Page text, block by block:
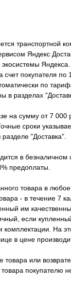
транспортной
Яндекс
Яндекса.
счет покупателя по
по
в разделах
на сумму от 7 000
сроки
"Доставка".
в
предоплаты.
товара в
- в течение 7
им
если
На
в цене
или
товара покупателю